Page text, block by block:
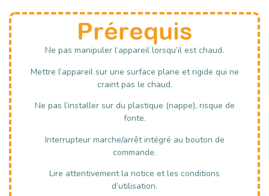
Prérequis
Ne pas manipuler l‘appareil lorsqu’il est chaud.
Mettre l’appareil sur une surface plane et rigide qui ne
craint pas le chaud.
Ne pas l’installer sur du plastique (nappe), risque de
fonte.
Interrupteur marche/arrêt intégré au bouton de
commande.
Lire attentivement la notice et les conditions
d’utilisation.